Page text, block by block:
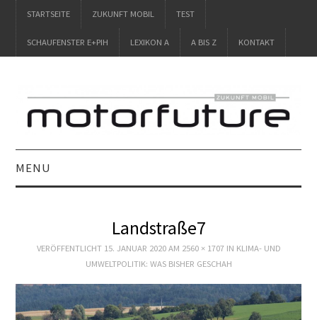
STARTSEITE ZUKUNFT MOBIL TEST
SCHAUFENSTER E+PIH LEXIKON A A BIS Z KONTAKT
MENU
ZUKUNFT MOBIL
SCHAUFENSTER
Landstraße7
VERÖFFENTLICHT 15. JANUAR 2020AM 2560 × 1707IN KLIMA- UND
UMWELTPOLITIK: WAS BISHER GESCHAH